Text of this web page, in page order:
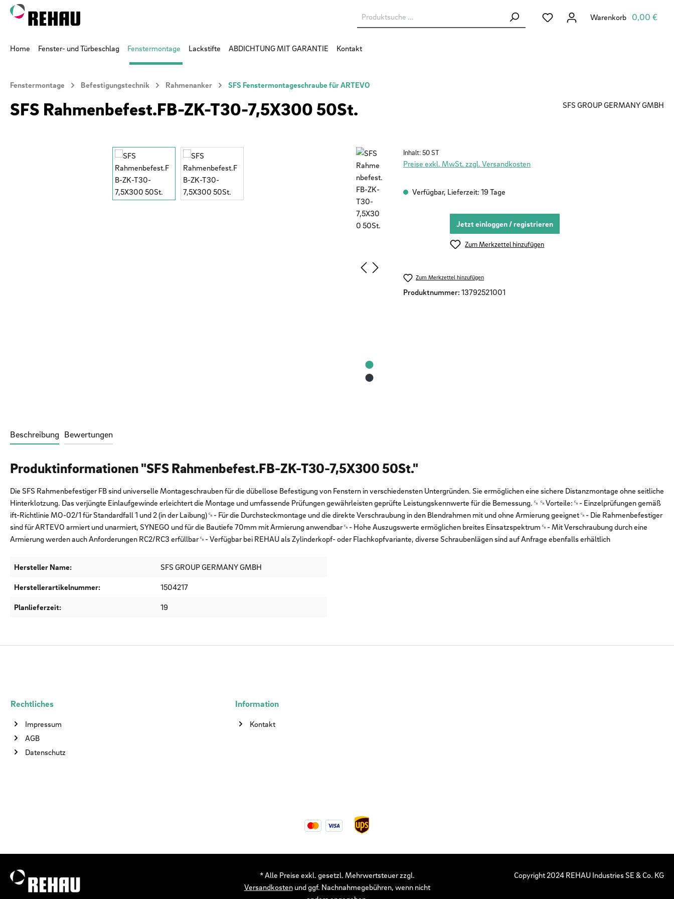
Hauptinhalt springen
Zur Suche springen
Zur Hauptnavigation springen
Du hast 0 Produkte auf dem
Warenkorb 0,00 €
Home Fenster- und Türbeschlag Fenstermontage Lackstifte ABDICHTUNG MIT GARANTIE Kontakt
Fenstermontage Befestigungstechnik Rahmenanker SFS Fenstermontageschraube für ARTEVO
SFS Rahmenbefest.FB-ZK-T30-7,5X300 50St. SFS GROUP GERMANY GMBH
Inhalt:50 ST
Preise exkl. MwSt. zzgl. Versandkosten
Verfügbar, Lieferzeit: 19 Tage
Jetzt einloggen / registrieren
Zum Merkzettel hinzufügen
Zum Merkzettel hinzufügen
Produktnummer: 13792521001
Beschreibung Bewertungen
Produktinformationen "SFS Rahmenbefest.FB-ZK-T30-7,5X300 50St."
Die SFS Rahmenbefestiger FB sind universelle Montageschrauben für die dübellose Befestigung von Fenstern in verschiedensten Untergründen. Sie ermöglichen eine sichere Distanzmontage ohne seitliche
Hinterklotzung. Das verjüngte Einlaufgewinde erleichtert die Montage und umfassende Prüfungen gewährleisten geprüfte Leistungskennwerte für die Bemessung.␍␍Vorteile:␍- Einzelprüfungen gemäß
ift-Richtlinie MO-02/1 für Standardfall 1 und 2 (in der Laibung)␍- Für die Durchsteckmontage und die direkte Verschraubung in den Blendrahmen mit und ohne Armierung geeignet␍- Die Rahmenbefestiger
sind für ARTEVO armiert und unarmiert, SYNEGO und für die Bautiefe 70mm mit Armierung anwendbar␍- Hohe Auszugswerte ermöglichen breites Einsatzspektrum␍- Mit Verschraubung durch eine
Armierung werden auch Anforderungen RC2/RC3 erfüllbar␍- Verfügbar bei REHAU als Zylinderkopf- oder Flachkopfvariante, diverse Schraubenlägen sind auf Anfrage ebenfalls erhältlich
Hersteller Name:
SFS GROUP GERMANY GMBH
Herstellerartikelnummer:
1504217
Planlieferzeit:
19
Rechtliches
Impressum
AGB
Datenschutz
Information
Kontakt
* Alle Preise exkl. gesetzl. Mehrwertsteuer zzgl.
Versandkostenund ggf. Nachnahmegebühren, wenn nicht
Copyright 2024 REHAU Industries SE & Co. KG